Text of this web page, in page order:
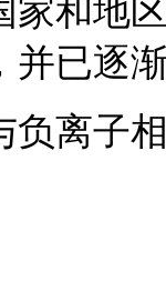
家和地
并已逐
负离子